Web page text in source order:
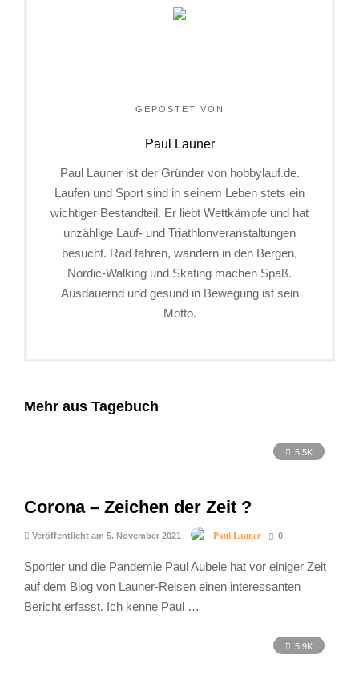
GEPOSTET VON
Paul Launer
Paul Launer ist der Gründer von hobbylauf.de.
Laufen und Sport sind in seinem Leben stets ein
wichtiger Bestandteil. Er liebt Wettkämpfe und hat
unzählige Lauf- und Triathlonveranstaltungen
besucht. Rad fahren, wandern in den Bergen,
Nordic-Walking und Skating machen Spaß.
Ausdauernd und gesund in Bewegung ist sein
Motto.
Mehr aus Tagebuch
5.5K
Corona – Zeichen der Zeit ?
Veröffentlicht am 5. November 2021 Paul Launer 0
Sportler und die Pandemie Paul Aubele hat vor einiger Zeit
auf dem Blog von Launer-Reisen einen interessanten
Bericht erfasst. Ich kenne Paul …
5.9K